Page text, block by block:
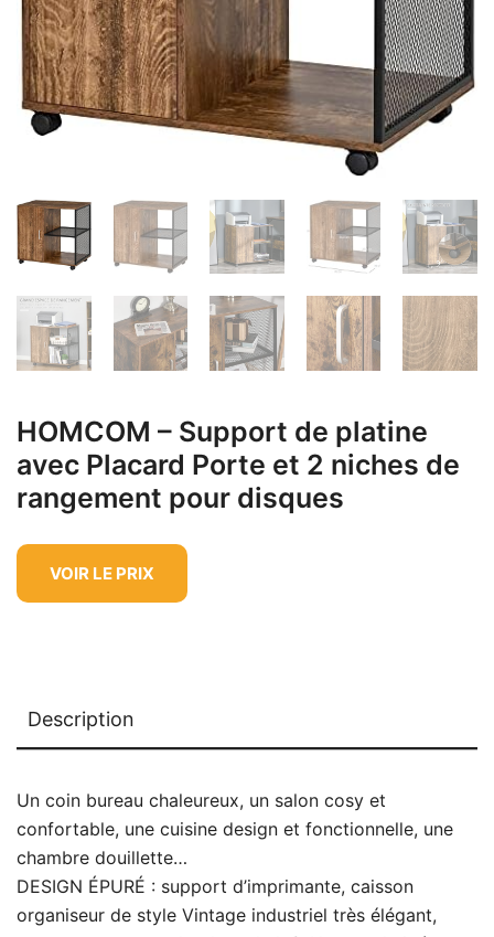
HOMCOM – Support de platine
avec Placard Porte et 2 niches de
rangement pour disques
VOIR LE PRIX
Description
Un coin bureau chaleureux, un salon cosy et
confortable, une cuisine design et fonctionnelle, une
chambre douillette…
DESIGN ÉPURÉ : support d’imprimante, caisson
organiseur de style Vintage industriel très élégant,